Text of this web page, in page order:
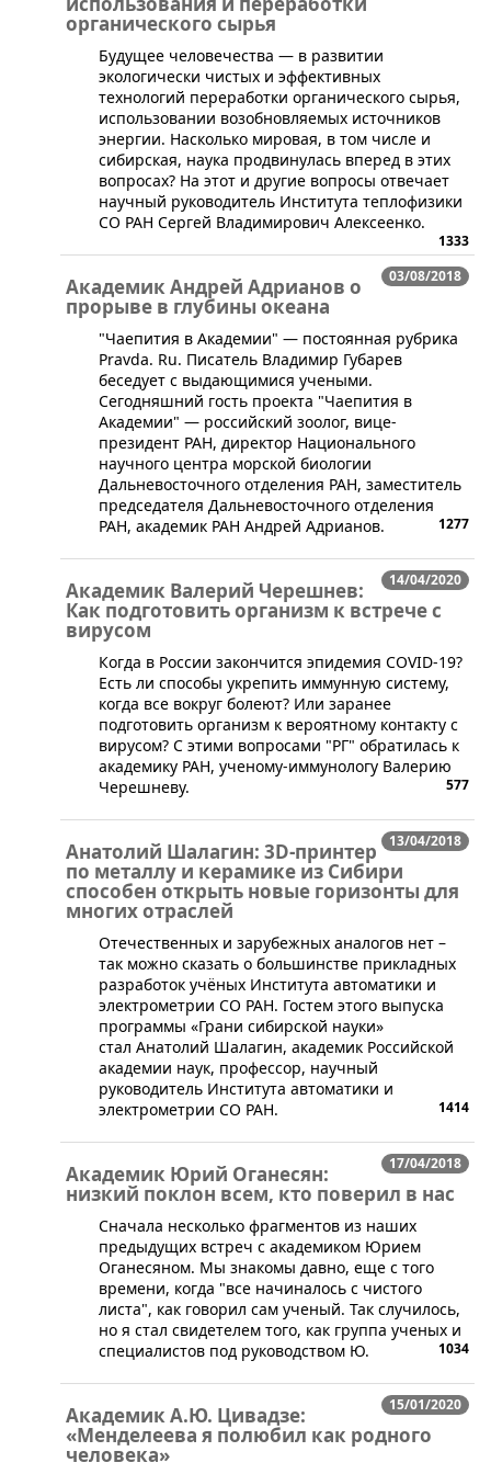
органического сырья
​Будущее человечества — в развитии
экологически чистых и эффективных
технологий переработки органического сырья,
использовании возобновляемых источников
энергии. Насколько мировая, в том числе и
сибирская, наука продвинулась вперед в этих
вопросах? На этот и другие вопросы отвечает
научный руководитель Института теплофизики
СО РАН Сергей Владимирович Алексеенко.
1333
03/08/2018
Академик Андрей Адрианов о
прорыве в глубины океана
​"Чаепития в Академии" — постоянная рубрика
Pravda. Ru. Писатель Владимир Губарев
беседует с выдающимися учеными.
Сегодняшний гость проекта "Чаепития в
Академии" — российский зоолог, вице-
президент РАН, директор Национального
научного центра морской биологии
Дальневосточного отделения РАН, заместитель
председателя Дальневосточного отделения
РАН, академик РАН Андрей Адрианов.
1277
14/04/2020
Академик Валерий Черешнев:
Как подготовить организм к встрече с
вирусом
​Когда в России закончится эпидемия COVID-19?
Есть ли способы укрепить иммунную систему,
когда все вокруг болеют? Или заранее
подготовить организм к вероятному контакту с
вирусом? С этими вопросами "РГ" обратилась к
академику РАН, ученому-иммунологу Валерию
Черешневу.
577
13/04/2018
Анатолий Шалагин: 3D-принтер
по металлу и керамике из Сибири
способен открыть новые горизонты для
многих отраслей
Отечественных и зарубежных аналогов нет –
так можно сказать о большинстве прикладных
разработок учёных Института автоматики и
электрометрии СО РАН. Гостем этого выпуска
программы «Грани сибирской науки»
стал Анатолий Шалагин, академик Российской
академии наук, профессор, научный
руководитель Института автоматики и
электрометрии СО РАН.
1414
17/04/2018
Академик Юрий Оганесян:
низкий поклон всем, кто поверил в нас
​Сначала несколько фрагментов из наших
предыдущих встреч с академиком Юрием
Оганесяном. Мы знакомы давно, еще с того
времени, когда "все начиналось с чистого
листа", как говорил сам ученый. Так случилось,
но я стал свидетелем того, как группа ученых и
специалистов под руководством Ю.
1034
15/01/2020
Академик А.Ю. Цивадзе:
«Менделеева я полюбил как родного
человека»